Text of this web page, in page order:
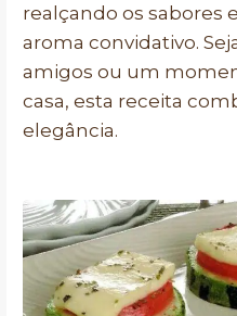
realçando os sabores
aroma convidativo.
amigos ou um
casa, esta receita
elegância.